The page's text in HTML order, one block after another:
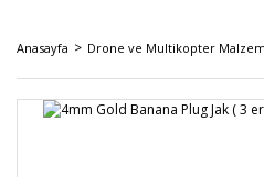
Anasayfa Drone ve Multikopter